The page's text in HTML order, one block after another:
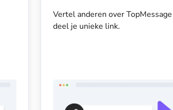
Vertel anderen over
deel je unieke link.